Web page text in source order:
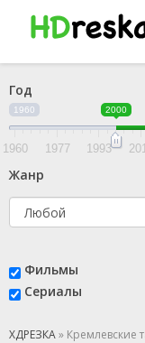
Год
1960 2000
1960 1977 1993
Жанр
Фильмы
Сериалы
ХДРЕЗКА» Кремлевские